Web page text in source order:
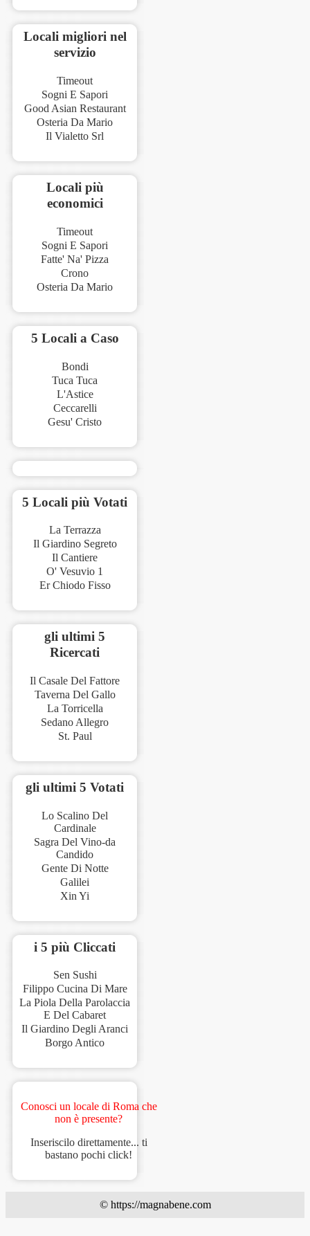
Locali migliori nel
servizio
Timeout
Sogni E Sapori
Good Asian Restaurant
Osteria Da Mario
Il Vialetto Srl
Locali più
economici
Timeout
Sogni E Sapori
Fatte' Na' Pizza
Crono
Osteria Da Mario
5 Locali a Caso
Bondi
Tuca Tuca
L'Astice
Ceccarelli
Gesu' Cristo
5 Locali più Votati
La Terrazza
Il Giardino Segreto
Il Cantiere
O' Vesuvio 1
Er Chiodo Fisso
gli ultimi 5
Ricercati
Il Casale Del Fattore
Taverna Del Gallo
La Torricella
Sedano Allegro
St. Paul
gli ultimi 5 Votati
Lo Scalino Del
Cardinale
Sagra Del Vino-da
Candido
Gente Di Notte
Galilei
Xin Yi
i 5 più Cliccati
Sen Sushi
Filippo Cucina Di Mare
La Piola Della Parolaccia
E Del Cabaret
Il Giardino Degli Aranci
Borgo Antico
Conosci un locale di Roma che
non è presente?
Inseriscilo direttamente... ti
bastano pochi click!
© https://magnabene.com